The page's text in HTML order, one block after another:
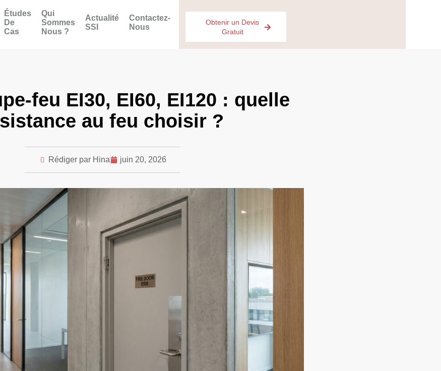
Études
De
Cas
Qui
Sommes
Nous ?
Actualité
SSI
Contactez-
Nous
Obtenir un Devis
Gratuit
feu EI30, EI60, EI120 : quelle
au feu choisir ?
Rédiger par Hina juin 20, 2026